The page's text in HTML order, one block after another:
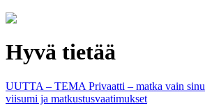
Hyvä tietää
UUTTA – TEMA Privaatti – matka vain
viisumi ja matkustusvaatimukset